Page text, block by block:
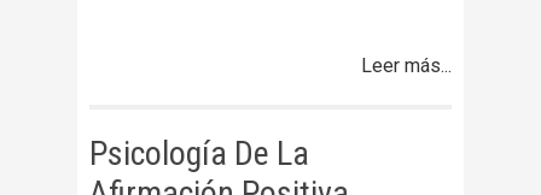
Leer más...
Psicología De La